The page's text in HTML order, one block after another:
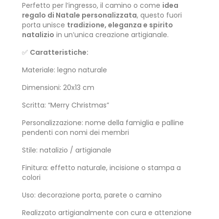
Perfetto per l’ingresso, il camino o come idea
regalo di Natale personalizzata, questo fuori
porta unisce tradizione, eleganza e spirito
natalizio in un’unica creazione artigianale.
✅ Caratteristiche:
Materiale: legno naturale
Dimensioni: 20x13 cm
Scritta: “Merry Christmas”
Personalizzazione: nome della famiglia e palline
pendenti con nomi dei membri
Stile: natalizio / artigianale
Finitura: effetto naturale, incisione o stampa a
colori
Uso: decorazione porta, parete o camino
Realizzato artigianalmente con cura e attenzione